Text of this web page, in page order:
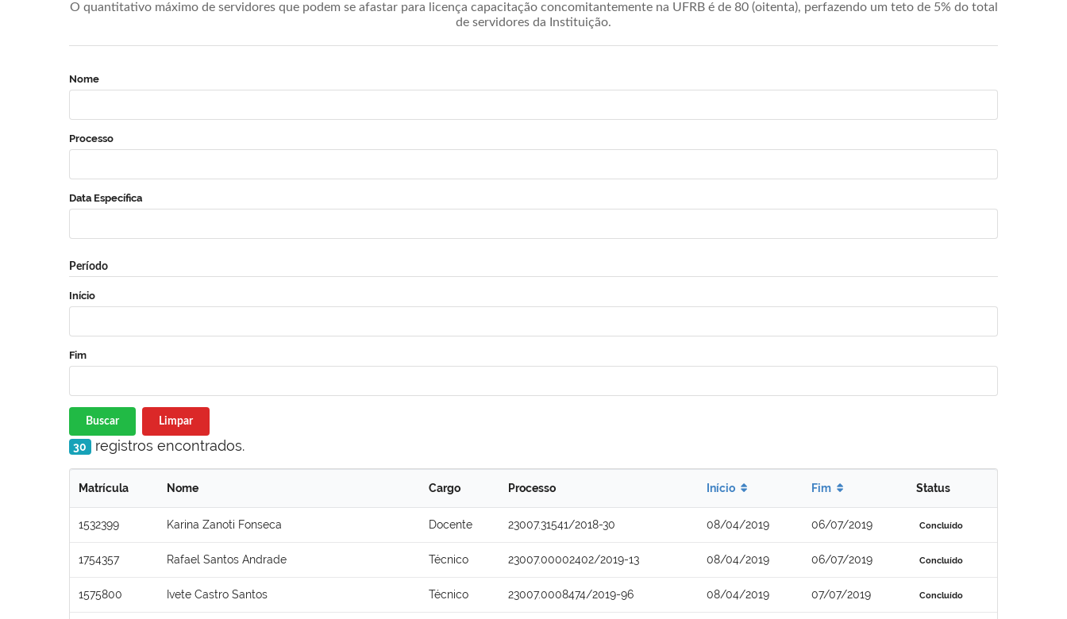
O quantitativo máximo de servidores que podem se afastar para licença capacitação concomitantemente na UFRB é de 80 (oitenta), perfazendo um teto de 5% do total
de servidores da Instituição.
Nome
Processo
Data Específica
Período
Início
Fim
Buscar Limpar
30 registros encontrados.
Matrícula Nome Cargo Processo Início Fim Status
1532399 Karina Zanoti Fonseca Docente 23007.31541/2018-30 08/04/2019 06/07/2019 Concluído
1754357 Rafael Santos Andrade Técnico 23007.00002402/2019-13 08/04/2019 06/07/2019 Concluído
1575800 Ivete Castro Santos Técnico 23007.0008474/2019-96 08/04/2019 07/07/2019 Concluído